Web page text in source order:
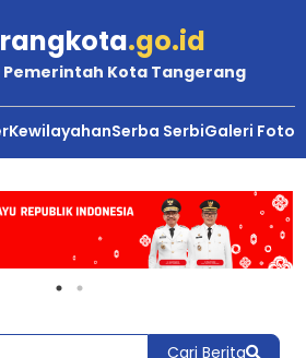
.go.id
Pemerintah Kota Tangerang
KewilayahanSerba SerbiGaleri Foto
Cari Berita